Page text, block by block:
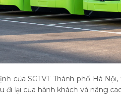
của SGTVT Thành phố Hà
lại của hành khách và nâng